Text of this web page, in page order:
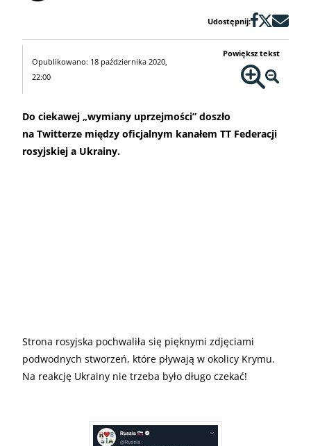
Udostępnij:
Opublikowano: 18 października 2020,
22:00
Powiększ tekst
Do ciekawej „wymiany uprzejmości” doszło
na Twitterze między oficjalnym kanałem TT Federacji
rosyjskiej a Ukrainy.
Strona rosyjska pochwaliła się pięknymi zdjęciami
podwodnych stworzeń, które pływają w okolicy Krymu.
Na reakcję Ukrainy nie trzeba było długo czekać!